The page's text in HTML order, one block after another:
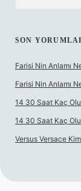
SON
Farisi Nin Anlamı
Farisi Nin Anlamı
14 30 Saat Kaç
14 30 Saat Kaç
Versus Versace